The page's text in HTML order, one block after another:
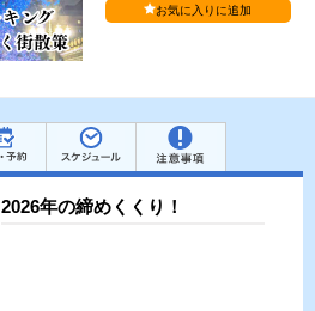
お気に入りに追加
2026年の締めくくり！